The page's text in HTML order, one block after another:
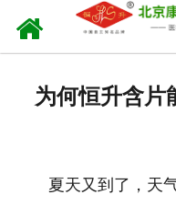
为何恒升含片
夏天又到了，天气